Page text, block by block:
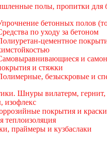
полы, пропитки для
бетонных полов
по уходу за бетоном
цементное
и
и стяжки
безыскровые и
Шнуры вилатерм,
изофлекс
покрытия и
теплоизоляция
праймеры и кузбаслаки